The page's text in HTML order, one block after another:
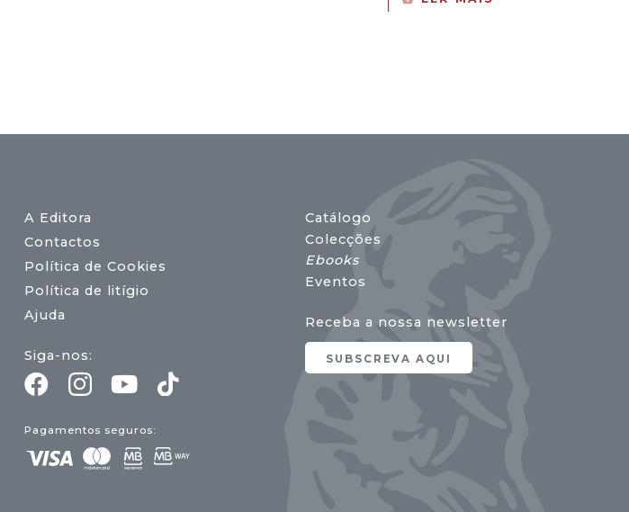
A Editora
Contactos
Política de Cookies
Política de litígio
Ajuda
Siga-nos:
Pagamentos seguros:
Catálogo
Colecções
Ebooks
Eventos
Receba a nossa newsletter
SUBSCREVA AQUI